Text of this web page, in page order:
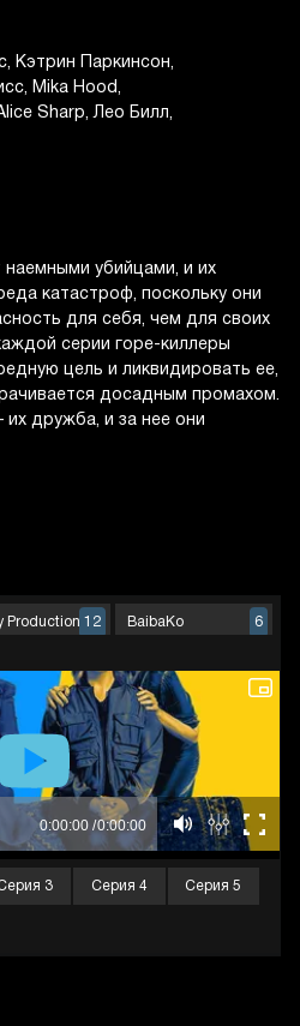
Кэтрин Паркинсон
Mika Hood
Sharp
Лео Билл
убийцами, и их
катастроф, поскольку они
для себя, чем для своих
серии горе-киллеры
цель и ликвидировать ее,
досадным промахом.
дружба, и за нее они
Production 12 BaibaKo 6
3 Серия 4 Серия 5